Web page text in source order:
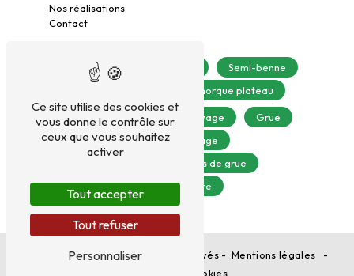
Nos réalisations
Contact
Location de matériel de levage
Grue
Palonnier vitrage
Camion plateau bras de grue
Grue auxiliaire
Camion grue
Semi-benne
Semi-remorque plateau
Vistalid- 2026 - Tous droits réservés - Mentions légales
-
Gestion des cookies
Ce site utilise des cookies et
vous donne le contrôle sur
ceux que vous souhaitez
activer
Tout accepter
Tout refuser
Personnaliser